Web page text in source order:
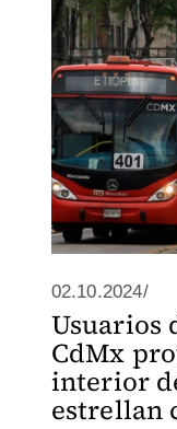
02.10.2024/
Usuarios
CdMx
interior
estrellan